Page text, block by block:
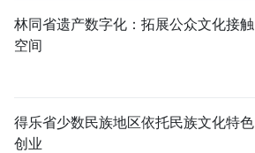
林同省遗产数字化：拓展公众文化接触
空间
得乐省少数民族地区依托民族文化特色
创业